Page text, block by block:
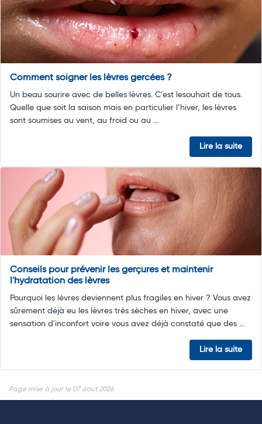
Comment soigner les lèvres gercées ?
Un beau sourire avec de belles lèvres. C’est lesouhait de tous.
Quelle que soit la saison mais en particulier l’hiver, les lèvres
sont soumises au vent, au froid ou au ...
Lire la suite
Conseils pour prévenir les gerçures et maintenir
l'hydratation des lèvres
Pourquoi les lèvres deviennent plus fragiles en hiver ? Vous avez
sûrement déjà eu les lèvres très sèches en hiver, avec une
sensation d'inconfort voire vous avez déjà constaté que des ...
Lire la suite
Page mise à jour le 07 aout 2026